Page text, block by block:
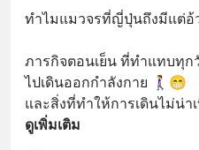
ทำไมแมวจรที่ญี่ปุ่นถึงมีแต่อ้
ภารกิจตอนเย็น ที่ทำแทบทุก
ไปเดินออกกำลังกาย 🚶‍♀️😁
และสิ่งที่ทำให้การเดินไม่น่
ดูเพิ่มเติม